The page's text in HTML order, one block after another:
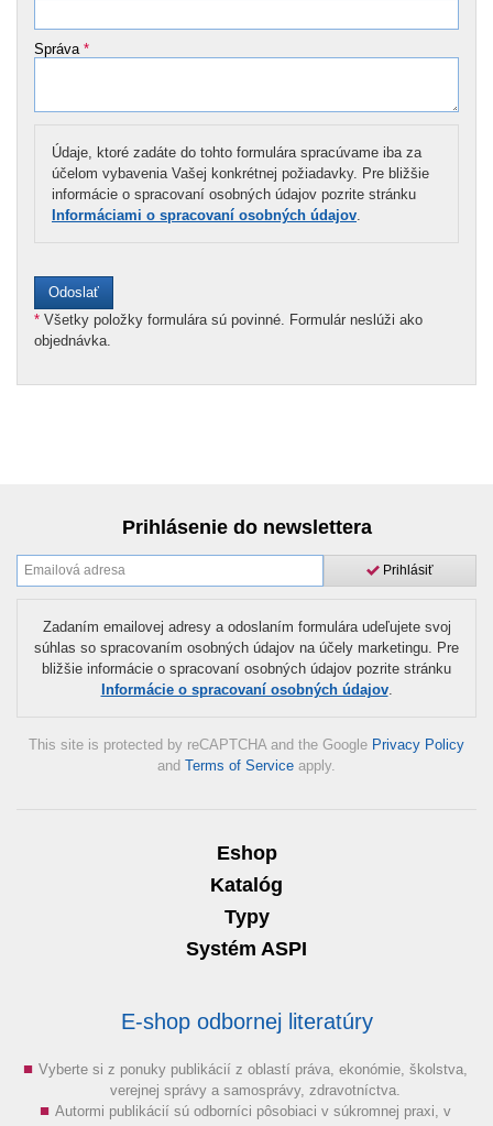
Správa *
Údaje, ktoré zadáte do tohto formulára spracúvame iba za
účelom vybavenia Vašej konkrétnej požiadavky. Pre bližšie
informácie o spracovaní osobných údajov pozrite stránku
Informáciami o spracovaní osobných údajov.
* Všetky položky formulára sú povinné. Formulár neslúži ako
objednávka.
Prihlásenie do newslettera
Prihlásiť
Zadaním emailovej adresy a odoslaním formulára udeľujete svoj
súhlas so spracovaním osobných údajov na účely marketingu. Pre
bližšie informácie o spracovaní osobných údajov pozrite stránku
Informácie o spracovaní osobných údajov.
This site is protected by reCAPTCHA and the Google Privacy Policy
and Terms of Service apply.
Eshop
Katalóg
Typy
Systém ASPI
E-shop odbornej literatúry
Vyberte si z ponuky publikácií z oblastí práva, ekonómie, školstva,
verejnej správy a samosprávy, zdravotníctva.
Autormi publikácií sú odborníci pôsobiaci v súkromnej praxi, v